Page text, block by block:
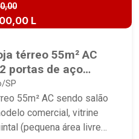
L
térreo 55m² AC
portas de aço
com portas
SP
55m² AC sendo salão
comercial, vitrine
(pequena área livre)